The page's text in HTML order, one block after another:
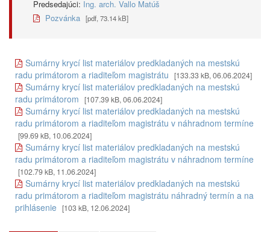
Predsedajúci: Ing. arch. Vallo Matúš
Pozvánka [pdf, 73.14 kB]
Sumárny krycí list materiálov predkladaných na mestskú
radu primátorom a riaditeľom magistrátu [133.33 kB, 06.06.2024]
Sumárny krycí list materiálov predkladaných na mestskú
radu primátorom [107.39 kB, 06.06.2024]
Sumárny krycí list materiálov predkladaných na mestskú
radu primátorom a riaditeľom magistrátu v náhradnom termíne
[99.69 kB, 10.06.2024]
Sumárny krycí list materiálov predkladaných na mestskú
radu primátorom a riaditeľom magistrátu v náhradnom termíne
[102.79 kB, 11.06.2024]
Sumárny krycí list materiálov predkladaných na mestskú
radu primátorom a riaditeľom magistrátu náhradný termín a na
prihlásenie [103 kB, 12.06.2024]